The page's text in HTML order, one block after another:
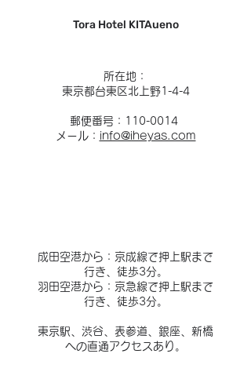
Tora Hotel KITAueno
所在地：
東京都台東区北上野1-4-4
郵便番号：110-0014
メール： info@iheyas.com
成田空港から：京成線で押上駅まで
行き、徒歩3分。
羽田空港から：京急線で押上駅まで
行き、徒歩3分。
東京駅、渋谷、表参道、銀座、新橋
への直通アクセスあり。